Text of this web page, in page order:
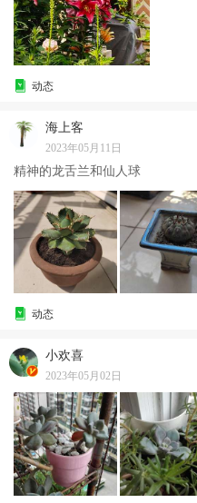
动态
海上客
2023年05月11日
精神的龙舌兰和仙人球
动态
小欢喜
2023年05月02日